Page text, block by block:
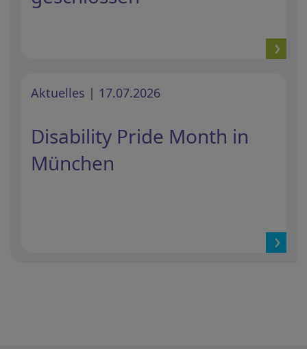
Aktuelles | 17.07.2026
Disability Pride Month in
München